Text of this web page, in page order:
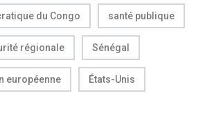
du Congo santé publique
régionale Sénégal
européenne États-Unis